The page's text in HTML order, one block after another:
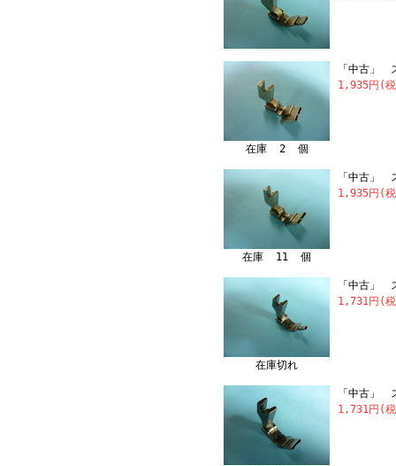
在庫 2 個
「中古」
1,935円(
在庫 11 個
「中古」
1,935円(
在庫切れ
「中古」
1,731円(
「中古」
1,731円(